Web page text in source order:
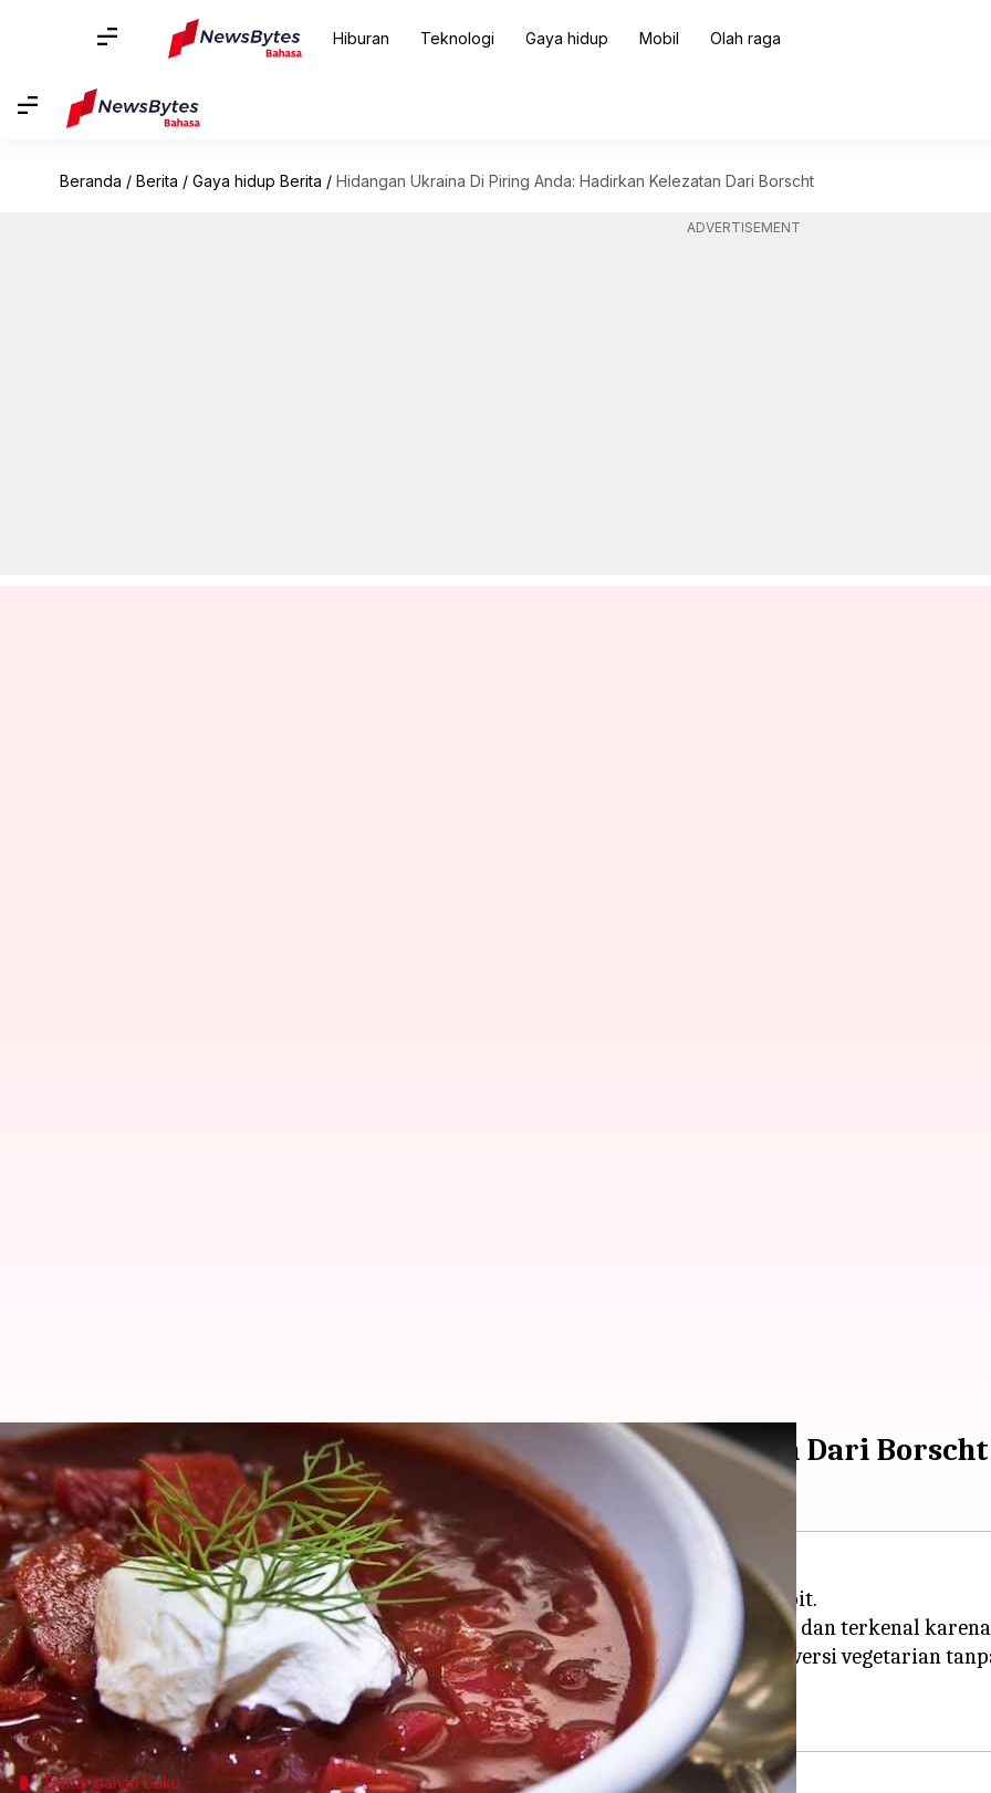
Hiburan Teknologi Gaya hidup Mobil Olah raga
Beranda / Berita / Gaya hidup Berita / Hidangan Ukraina Di Piring Anda: Hadirkan Kelezatan Dari Borscht
ADVERTISEMENT
Hidangan Ukraina Di Piring Anda: Hadirkan Kelezatan Dari
menulis Handoko Apr 10, 2024 11:24 am
Apa ceritanya
Borschtadalah sup tradisional Ukraina yang warnanya merah cerah berasal dari bit.
Dengan sejarah berabad-abad, ini adalah makanan pokok di masakan Eropa Timur dan terkenal
Ada banyak variasi dari resep ini di setiap budaya, tetapi hari ini kami fokus pada versi vegetarian
ke dapur Anda.
Daftar bahan baku